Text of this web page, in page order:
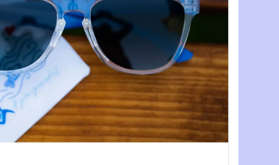
TRIČKO S KAPSOU - PCS
250 Kč